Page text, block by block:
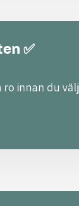
✅
ro innan du